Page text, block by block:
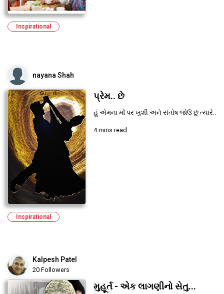
Inspirational
nayana Shah
પ્રેમ.. છે
હું એમના મોં પર ખુશી અને સંતોષ જોઉં છું ત્યારે..
4 mins read
Inspirational
Kalpesh Patel
20 Followers
મુહૂર્ત - એક લાગણીનો સેતુ...